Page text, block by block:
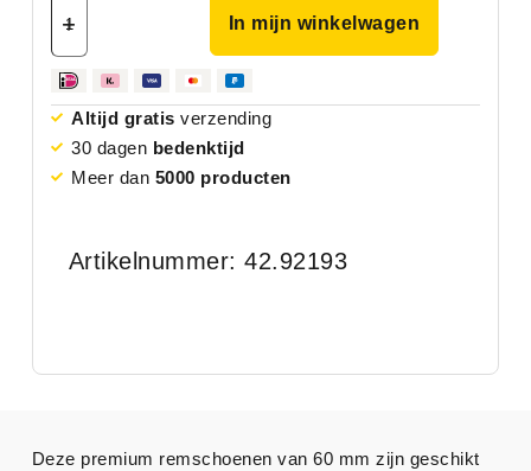
In mijn winkelwagen
Altijd gratis verzending
30 dagen bedenktijd
Meer dan 5000 producten
Artikelnummer: 42.92193
Deze premium remschoenen van 60 mm zijn geschikt